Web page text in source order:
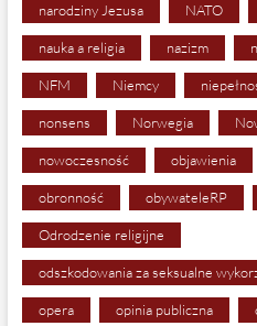
narodziny Jezusa NATO
nauka a religia nazizm
NFM Niemcy
nonsens Norwegia
nowoczesność objawienia
obronność obywateleRP
Odrodzenie religijne
odszkodowania za seksualne
opera opinia publiczna